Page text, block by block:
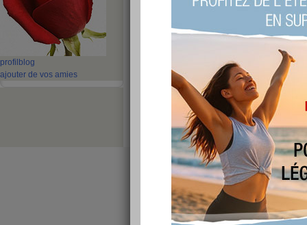
profil blog
ajouter de vos amies
vivement le
j'avais arretée mais me revoila je sais que ce
mais des problémes on fait que j'ai laisser tout
avec mon hyper - tension et en plus du
perdre deja 5 ou 6 kilos pour commncer ca
des demain je commence.............. bonne